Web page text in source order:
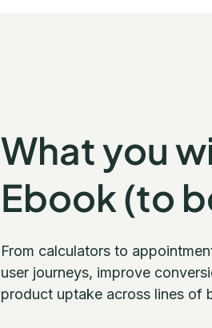
What you
Ebook (to
From calculators to
user journeys, improve
product uptake across lines of